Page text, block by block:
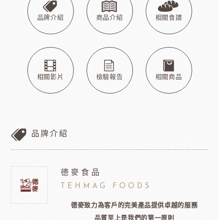
品牌介紹 商品介紹 相關食譜
相關影片 檢驗報告 相關商品
品牌介紹
德麥食品
TEHMAG FOODS
德麥致力為客戶的完美產品提供卓越的服務
品質至上是我們的第一原則